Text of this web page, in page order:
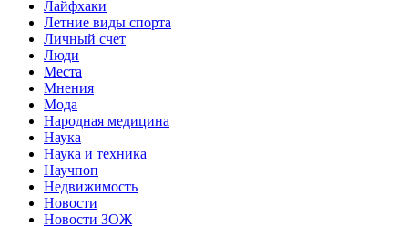
Лайфхаки
Летние виды спорта
Личный счет
Люди
Места
Мнения
Мода
Народная медицина
Наука
Наука и техника
Научпоп
Недвижимость
Новости
Новости ЗОЖ